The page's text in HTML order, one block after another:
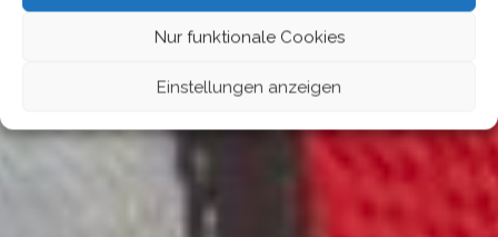
Nur funktionale Cookies
Einstellungen anzeigen